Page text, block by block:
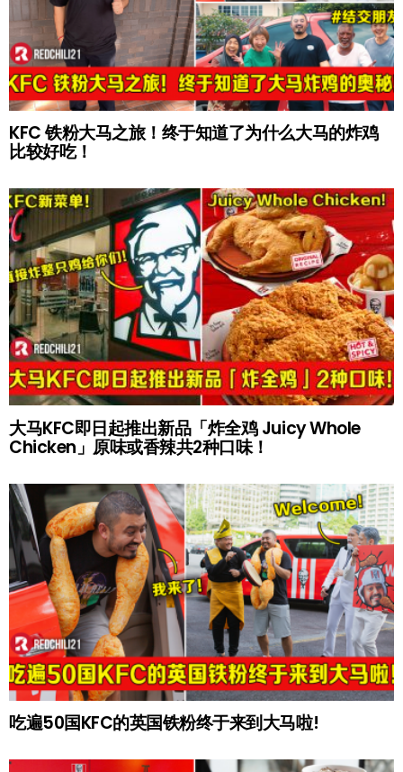
KFC 铁粉大马之旅！终于知道了为什么大马的炸鸡
比较好吃！
大马KFC即日起推出新品「炸全鸡 Juicy Whole
Chicken」原味或香辣共2种口味！
吃遍50国KFC的英国铁粉终于来到大马啦!